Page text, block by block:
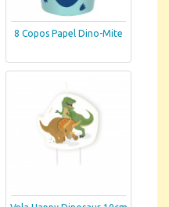
8 Copos Papel Dino-Mite